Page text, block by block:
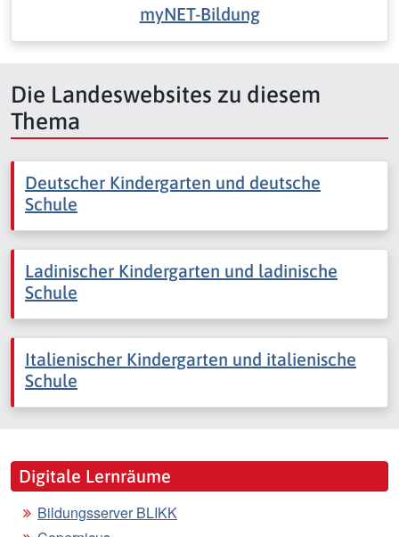
myNET-Bildung
Die Landeswebsites zu diesem
Thema
Deutscher Kindergarten und deutsche
Schule
Ladinischer Kindergarten und ladinische
Schule
Italienischer Kindergarten und italienische
Schule
Digitale Lernräume
Bildungsserver BLIKK